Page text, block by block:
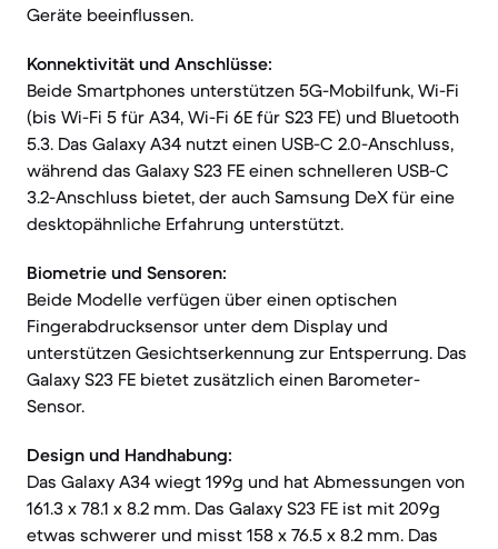
Geräte beeinflussen.
Konnektivität und Anschlüsse:
Beide Smartphones unterstützen 5G-Mobilfunk, Wi-Fi
(bis Wi-Fi 5 für A34, Wi-Fi 6E für S23 FE) und Bluetooth
5.3. Das Galaxy A34 nutzt einen USB-C 2.0-Anschluss,
während das Galaxy S23 FE einen schnelleren USB-C
3.2-Anschluss bietet, der auch Samsung DeX für eine
desktopähnliche Erfahrung unterstützt.
Biometrie und Sensoren:
Beide Modelle verfügen über einen optischen
Fingerabdrucksensor unter dem Display und
unterstützen Gesichtserkennung zur Entsperrung. Das
Galaxy S23 FE bietet zusätzlich einen Barometer-
Sensor.
Design und Handhabung:
Das Galaxy A34 wiegt 199g und hat Abmessungen von
161.3 x 78.1 x 8.2 mm. Das Galaxy S23 FE ist mit 209g
etwas schwerer und misst 158 x 76.5 x 8.2 mm. Das